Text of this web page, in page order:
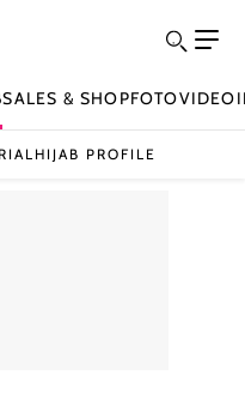
SALES & SHOPFOTOVIDEO
HIJAB PROFILE